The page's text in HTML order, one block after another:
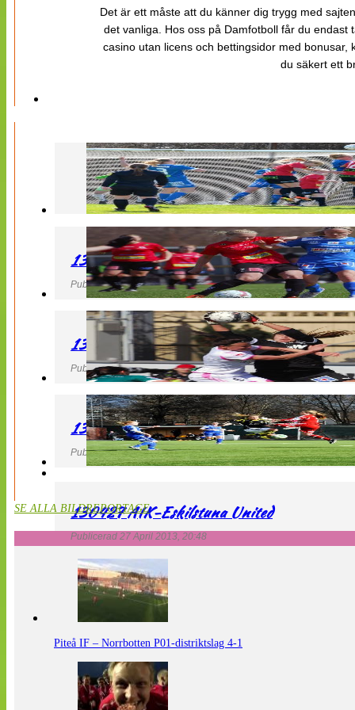
Det är ett måste att du känner dig trygg med
det vanliga. Hos oss på Damfotboll får du
casino utan licens och bettingsidor med
du säkert ett
130427 LB 07 – QBIK
Publicerad 27 April 2013, 22:40
130427 IF Limhamn Bunkeflo – QBIK
Publicerad 27 April 2013, 21:10
130427 LdB FC Malmö – Mallbackens IF
Publicerad 27 April 2013, 20:54
130427 AIK-Eskilstuna United
Publicerad 27 April 2013, 20:48
SE ALLA BILDREPORTAGE
Piteå IF – Norrbotten P01-distriktslag 4-1